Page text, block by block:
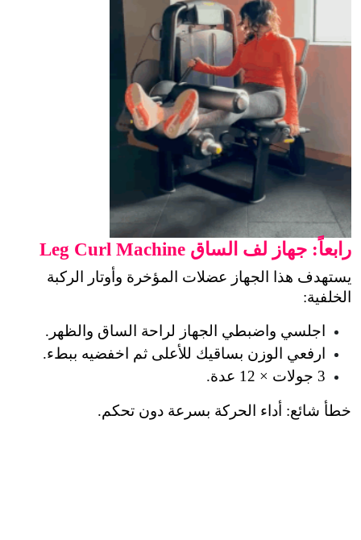
رابعاً: جهاز لف الساق Leg Curl Machine
الخلفية:
اجلسي واضبطي الجهاز لراحة الساق والظهر.
ارفعي الوزن بساقيك للأعلى ثم اخفضيه ببطء.
3 جولات × 12 عدة.
خطأ شائع: أداء الحركة بسرعة دون تحكم.